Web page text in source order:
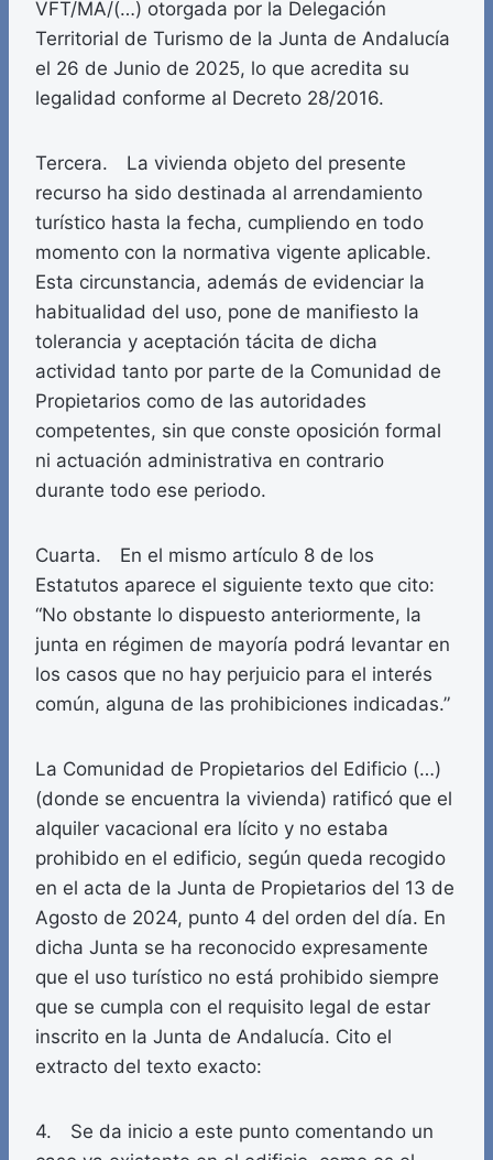
VFT/MA/(…) otorgada por la Delegación
Territorial de Turismo de la Junta de Andalucía
el 26 de Junio de 2025, lo que acredita su
legalidad conforme al Decreto 28/2016.
Tercera. La vivienda objeto del presente
recurso ha sido destinada al arrendamiento
turístico hasta la fecha, cumpliendo en todo
momento con la normativa vigente aplicable.
Esta circunstancia, además de evidenciar la
habitualidad del uso, pone de manifiesto la
tolerancia y aceptación tácita de dicha
actividad tanto por parte de la Comunidad de
Propietarios como de las autoridades
competentes, sin que conste oposición formal
ni actuación administrativa en contrario
durante todo ese periodo.
Cuarta. En el mismo artículo 8 de los
Estatutos aparece el siguiente texto que cito:
“No obstante lo dispuesto anteriormente, la
junta en régimen de mayoría podrá levantar en
los casos que no hay perjuicio para el interés
común, alguna de las prohibiciones indicadas.”
La Comunidad de Propietarios del Edificio (…)
(donde se encuentra la vivienda) ratificó que el
alquiler vacacional era lícito y no estaba
prohibido en el edificio, según queda recogido
en el acta de la Junta de Propietarios del 13 de
Agosto de 2024, punto 4 del orden del día. En
dicha Junta se ha reconocido expresamente
que el uso turístico no está prohibido siempre
que se cumpla con el requisito legal de estar
inscrito en la Junta de Andalucía. Cito el
extracto del texto exacto:
4. Se da inicio a este punto comentando un